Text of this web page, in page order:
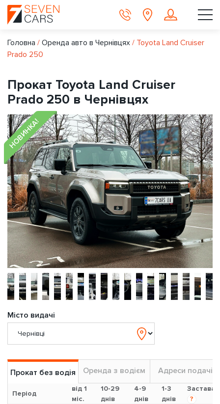
Головна / Оренда авто в Чернівцях / Toyota Land Cruiser
Prado 250
Прокат Toyota Land Cruiser
Prado 250 в Чернівцях
НОВИНКА!
Місто видачі
Прокат без водія Оренда з водієм Адреси подачі
Період
від 1
міс.
10-29
днів
4-9
днів
1-3
днів
Застава
?